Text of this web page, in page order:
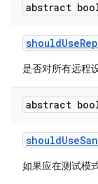
abstract
shouldUse
是否对所有远程
abstract
shouldUse
如果应在测试模